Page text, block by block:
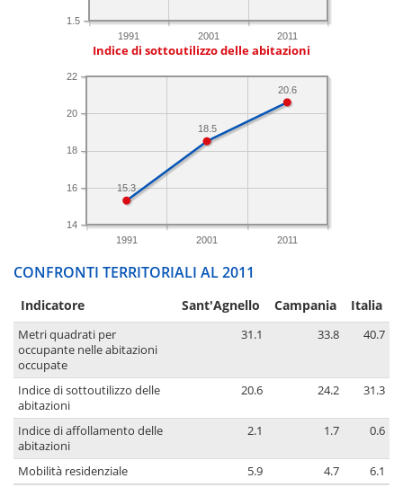
1991 2001 2011
1.5
Indice di sottoutilizzo delle abitazioni
1991 2001 2011
14
16
18
20
22
20.6
18.5
15.3
CONFRONTI TERRITORIALI AL 2011
Indicatore Sant'Agnello Campania Italia
Metri quadrati per
occupante nelle abitazioni
occupate
31.1 33.8 40.7
Indice di sottoutilizzo delle
abitazioni
20.6 24.2 31.3
Indice di affollamento delle
abitazioni
2.1 1.7 0.6
Mobilità residenziale 5.9 4.7 6.1